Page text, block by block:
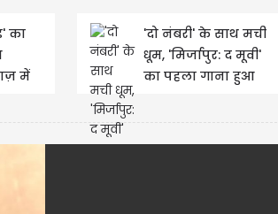
का
में
'दो नंबरी' के साथ मची
धूम, 'मिर्जापुर: द मूवी'
का पहला गाना हुआ